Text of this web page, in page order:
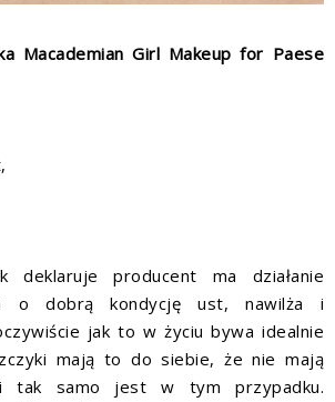
Macademian Girl Makeup for Paese
deklaruje producent ma działanie
o dobrą kondycję ust, nawilża i
jak to w życiu bywa idealnie
mają to do siebie, że nie mają
i tak samo jest w tym przypadku.